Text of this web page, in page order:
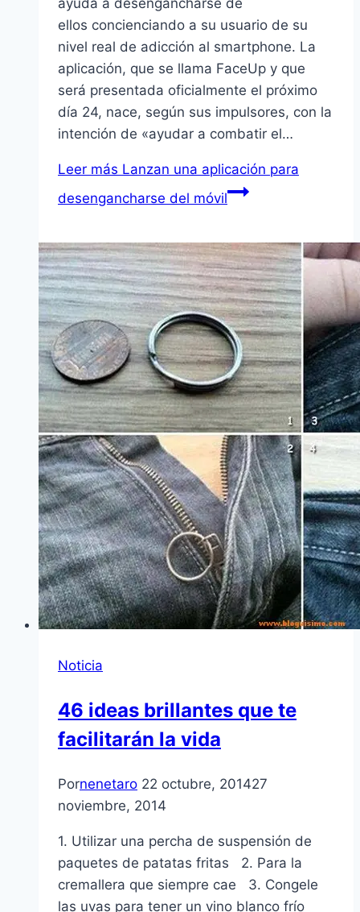
ayuda a desengancharse de
ellos concienciando a su usuario de su
nivel real de adicción al smartphone. La
aplicación, que se llama FaceUp y que
será presentada oficialmente el próximo
día 24, nace, según sus impulsores, con la
intención de «ayudar a combatir el…
Leer más Lanzan una aplicación para
desengancharse del móvil
Noticia
46 ideas brillantes que te
facilitarán la vida
Pornenetaro 22 octubre, 201427
noviembre, 2014
1. Utilizar una percha de suspensión de
paquetes de patatas fritas 2. Para la
cremallera que siempre cae 3. Congele
las uvas para tener un vino blanco frío